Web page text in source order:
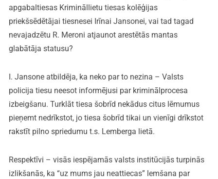
apgabaltiesas Krimināllietu tiesas kolēģijas
priekšsēdētājai tiesnesei Irīnai Jansonei, vai tad tagad
nevajadzētu R. Meroni atjaunot arestētās mantas
glabātāja statusu?
I. Jansone atbildēja, ka neko par to nezina – Valsts
policija tiesu neesot informējusi par kriminālprocesa
izbeigšanu. Turklāt tiesa šobrīd nekādus citus lēmumus
pieņemt nedrīkstot, jo tiesa šobrīd tikai un vienīgi drīkstot
rakstīt pilno spriedumu t.s. Lemberga lietā.
Respektīvi – visās iespējamās valsts institūcijās turpinās
izlikšanās, ka “uz mums jau neattiecas” lemšana par